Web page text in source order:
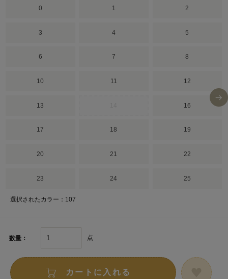
0 1 2
3 4 5
6 7 8
10 11 12
13 16
17 18 19
20 21 22
23 24 25
選択されたカラー：107
数量： 点
カートに入れる